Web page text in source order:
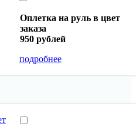
Оплетка на руль в цвет
заказа
950 рублей
подробнее